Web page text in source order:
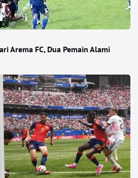
Arema FC, Dua Pemain Alami